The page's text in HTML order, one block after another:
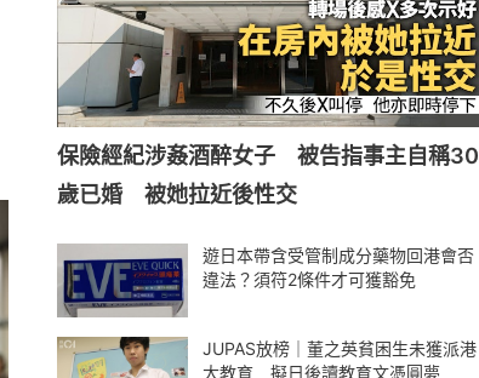
保險經紀涉姦酒醉女子 被告指事主自稱30
歲已婚 被她拉近後性交
遊日本帶含受管制成分藥物回港會否
違法？須符2條件才可獲豁免
JUPAS放榜｜董之英貧困生未獲派港
大教育 擬日後讀教育文憑圓夢